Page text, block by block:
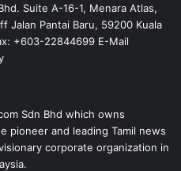
Suite A-16-1, Menara Atlas,
Jalan Pantai Baru, 59200 Kuala
+603-22844699 E-Mail
Sdn Bhd which owns
pioneer and leading Tamil news
corporate organization in